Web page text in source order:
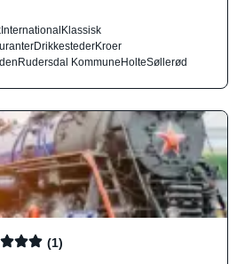
InternationalKlassisk
DrikkestederKroer
Rudersdal KommuneHolteSøllerød
(1)